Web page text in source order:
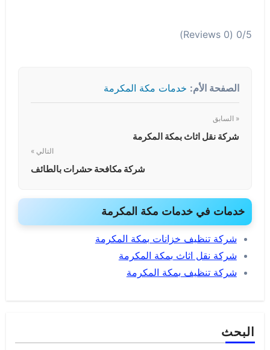
0/5
(0 Reviews)
الصفحة الأم: خدمات مكة المكرمة
« السابق
شركة نقل اثاث بمكة المكرمة
التالي »
شركة مكافحة حشرات بالطائف
خدمات في خدمات مكة المكرمة
شركة تنظيف خزانات بمكة المكرمة
شركة نقل اثاث بمكة المكرمة
شركة تنظيف بمكة المكرمة
البحث